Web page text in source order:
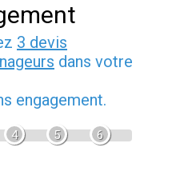
3 devis
dans votre
engagement.
4 5 6